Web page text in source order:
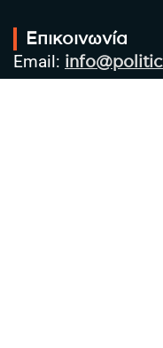
Επικοινωνία
Email:
Τηλ: